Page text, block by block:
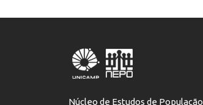
Núcleo de Estudos de População